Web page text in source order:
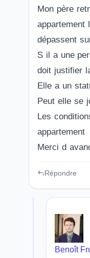
Mon père
appartement
dépassent
S il a une
doit justifier
Elle a un
Peut elle se
Les
appartement
Merci d
Répondre
Benoît